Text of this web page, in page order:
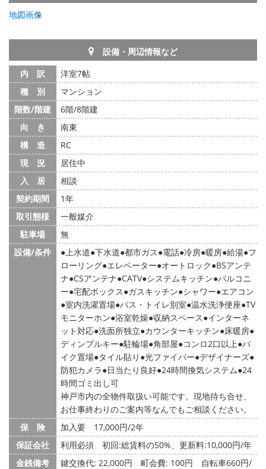
地図画像
設備・周辺情報など
内 訳
洋室7帖
種 別
マンション
階数/階建
6階/8階建
向 き
南東
構 造
RC
現 況
居住中
入 居
相談
契約期間
1年
取引態様
一般媒介
駐車場
無
設備/条件
上水道 下水道 都市ガス 電話 冷房 暖房 給湯 フ
ローリング エレベーター オートロック BSアンテ
ナ CSアンテナ CATV システムキッチン バルコニ
ー 宅配ボックス ガスキッチン シャワー エアコン
室内洗濯置場 バス・トイレ別室 温水洗浄便座 TV
モニターホン 浴室乾燥 収納スペース インターネ
ット対応 洗面所独立 カウンターキッチン 床暖房
ディンプルキー 駐輪場 角部屋 コンロ2口以上 バ
イク置場 タイル貼り 光ファイバー デザイナーズ
防犯カメラ
日当たり良好 24時間換気システム 24
時間ゴミ出し可
神戸市内の全物件取扱い可能です。現地待ち合せ、
お仕事終わりのご案内等なんでもご相談ください。
保 険
加入要 17,000円/2年
保証会社
利用必須 初回:総賃料の50%、更新料:10,000円/年
金銭備考
鍵交換代: 22,000円 町会費: 100円
自転車660円/